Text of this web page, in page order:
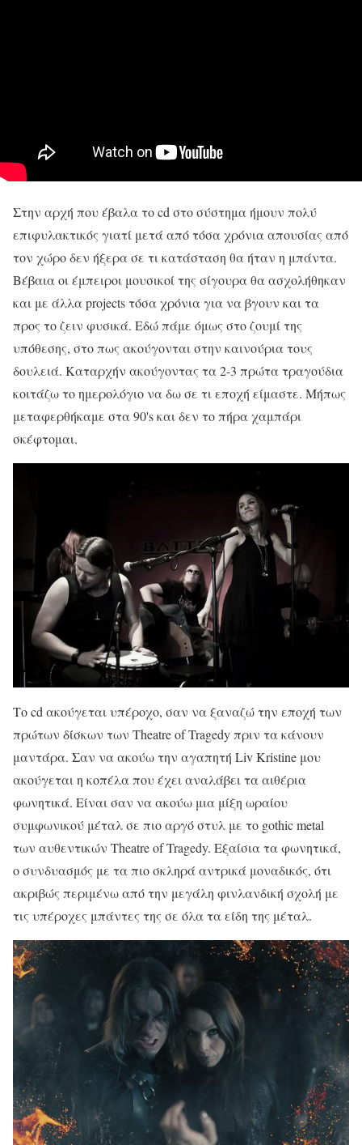
Στην αρχή που έβαλα το cd στο σύστημα ήμουν πολύ
επιφυλακτικός γιατί μετά από τόσα χρόνια απουσίας από
τον χώρο δεν ήξερα σε τι κατάσταση θα ήταν η μπάντα.
Βέβαια οι έμπειροι μουσικοί της σίγουρα θα ασχολήθηκαν
και με άλλα projects τόσα χρόνια για να βγουν και τα
προς το ζειν φυσικά. Εδώ πάμε όμως στο ζουμί της
υπόθεσης, στο πως ακούγονται στην καινούρια τους
δουλειά. Καταρχήν ακούγοντας τα 2-3 πρώτα τραγούδια
κοιτάζω το ημερολόγιο να δω σε τι εποχή είμαστε. Μήπως
μεταφερθήκαμε στα 90's και δεν το πήρα χαμπάρι
σκέφτομαι.
Το cd ακούγεται υπέροχο, σαν να ξαναζώ την εποχή των
πρώτων δίσκων των Theatre of Tragedy πριν τα κάνουν
μαντάρα. Σαν να ακούω την αγαπητή Liv Kristine μου
ακούγεται η κοπέλα που έχει αναλάβει τα αιθέρια
φωνητικά. Είναι σαν να ακούω μια μίξη ωραίου
συμφωνικού μέταλ σε πιο αργό στυλ με το gothic metal
των αυθεντικών Theatre of Tragedy. Εξαίσια τα φωνητικά,
ο συνδυασμός με τα πιο σκληρά αντρικά μοναδικός, ότι
ακριβώς περιμένω από την μεγάλη φινλανδική σχολή με
τις υπέροχες μπάντες της σε όλα τα είδη της μέταλ.